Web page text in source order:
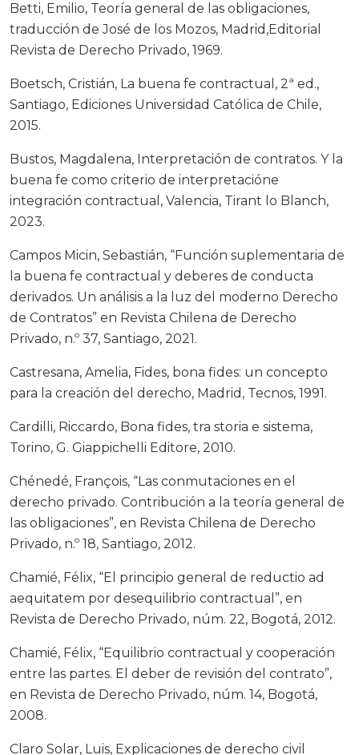
Betti, Emilio, Teoría general de las obligaciones,
traducción de José de los Mozos, Madrid,Editorial
Revista de Derecho Privado, 1969.
Boetsch, Cristián, La buena fe contractual, 2ª ed.,
Santiago, Ediciones Universidad Católica de Chile,
2015.
Bustos, Magdalena, Interpretación de contratos. Y la
buena fe como criterio de interpretacióne
integración contractual, Valencia, Tirant lo Blanch,
2023.
Campos Micin, Sebastián, “Función suplementaria de
la buena fe contractual y deberes de conducta
derivados. Un análisis a la luz del moderno Derecho
de Contratos” en Revista Chilena de Derecho
Privado, n.º 37, Santiago, 2021.
Castresana, Amelia, Fides, bona fides: un concepto
para la creación del derecho, Madrid, Tecnos, 1991.
Cardilli, Riccardo, Bona fides, tra storia e sistema,
Torino, G. Giappichelli Editore, 2010.
Chénedé, François, “Las conmutaciones en el
derecho privado. Contribución a la teoría general de
las obligaciones”, en Revista Chilena de Derecho
Privado, n.º 18, Santiago, 2012.
Chamié, Félix, “El principio general de reductio ad
aequitatem por desequilibrio contractual”, en
Revista de Derecho Privado, núm. 22, Bogotá, 2012.
Chamié, Félix, “Equilibrio contractual y cooperación
entre las partes. El deber de revisión del contrato”,
en Revista de Derecho Privado, núm. 14, Bogotá,
2008.
Claro Solar, Luis, Explicaciones de derecho civil